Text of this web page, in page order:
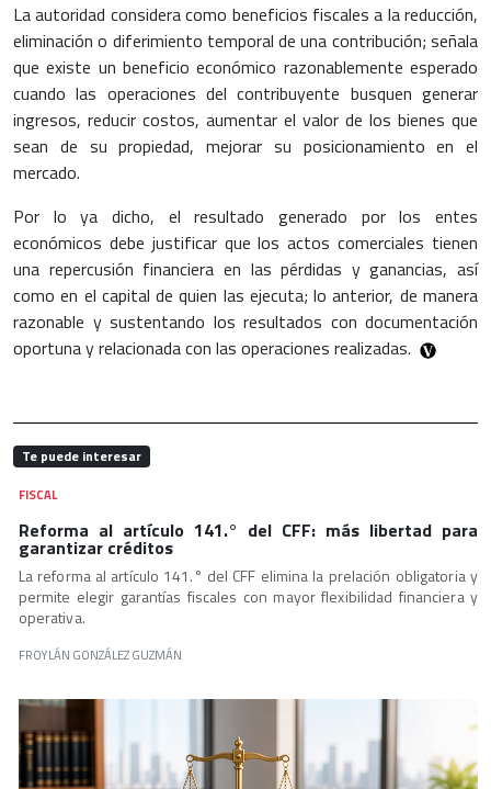
La autoridad considera como beneficios fiscales a la reducción,
eliminación o diferimiento temporal de una contribución; señala
que existe un beneficio económico razonablemente esperado
cuando las operaciones del contribuyente busquen generar
ingresos, reducir costos, aumentar el valor de los bienes que
sean de su propiedad, mejorar su posicionamiento en el
mercado.
Por lo ya dicho, el resultado generado por los entes
económicos debe justificar que los actos comerciales tienen
una repercusión financiera en las pérdidas y ganancias, así
como en el capital de quien las ejecuta; lo anterior, de manera
razonable y sustentando los resultados con documentación
oportuna y relacionada con las operaciones realizadas.
Te puede interesar
FISCAL
Reforma al artículo 141.° del CFF: más libertad para
garantizar créditos
La reforma al artículo 141.° del CFF elimina la prelación obligatoria y
permite elegir garantías fiscales con mayor flexibilidad financiera y
operativa.
FROYLÁN GONZÁLEZ GUZMÁN